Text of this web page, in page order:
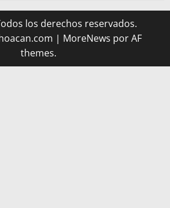
los derechos reservados.
| MoreNews por AF
themes.